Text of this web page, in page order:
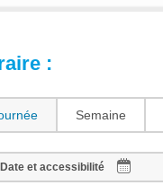
:
Semaine
Date et accessibilité